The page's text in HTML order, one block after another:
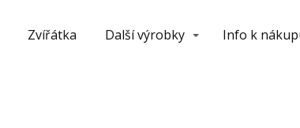
Zvířátka Další výrobky Info k